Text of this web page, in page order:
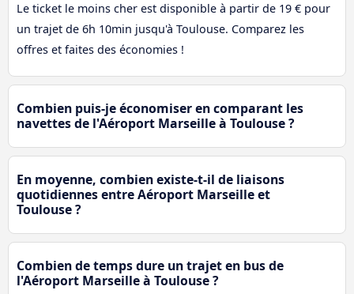
Le ticket le moins cher est disponible à partir de 19 € pour
un trajet de 6h 10min jusqu'à Toulouse. Comparez les
offres et faites des économies !
Combien puis-je économiser en comparant les
navettes de l'Aéroport Marseille à Toulouse ?
En moyenne, combien existe-t-il de liaisons
quotidiennes entre Aéroport Marseille et
Toulouse ?
Combien de temps dure un trajet en bus de
l'Aéroport Marseille à Toulouse ?